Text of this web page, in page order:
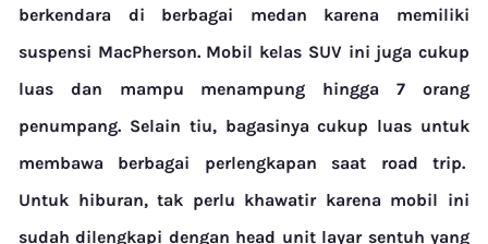
berkendara di berbagai medan karena memiliki
suspensi MacPherson. Mobil kelas SUV ini juga cukup
luas dan mampu menampung hingga 7 orang
penumpang. Selain tiu, bagasinya cukup luas untuk
membawa berbagai perlengkapan saat road trip.
Untuk hiburan, tak perlu khawatir karena mobil ini
sudah dilengkapi dengan head unit layar sentuh yang